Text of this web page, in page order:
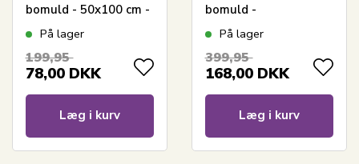
bomuld - 50x100 cm -
2-pak - Mørkegrøn
På lager
199,95
78,00 DKK
Læg i kurv
bomuld -
Badehåndklæder
Mørkegrøn
På lager
399,95
168,00 DKK
Læg i kurv